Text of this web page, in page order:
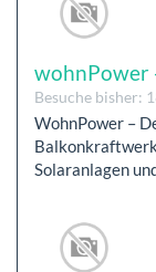
wohnPower
Besuche bisher:
WohnPower –
Solaranlagen